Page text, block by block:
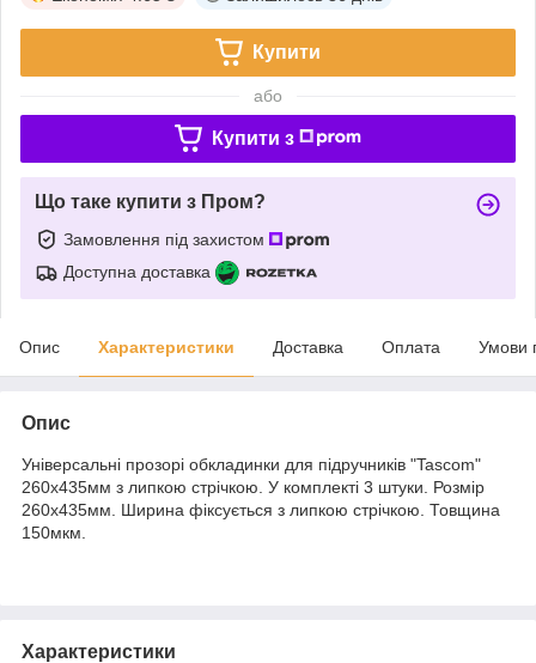
Купити
або
Купити з
Що таке купити з Пром?
Замовлення під захистом
Доступна доставка
Опис Характеристики Доставка Оплата Умови
Опис
Універсальні прозорі обкладинки для підручників "Tascom"
260х435мм з липкою стрічкою. У комплекті 3 штуки. Розмір
260х435мм. Ширина фіксується з липкою стрічкою. Товщина
150мкм.
Характеристики